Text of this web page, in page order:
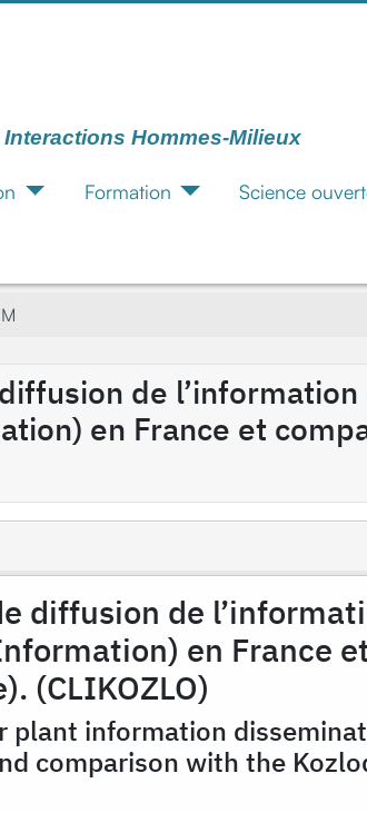
Hommes-Milieux
Formation Science
de
en France et
diffusion de
en France
(CLIKOZLO)
information
comparison with the